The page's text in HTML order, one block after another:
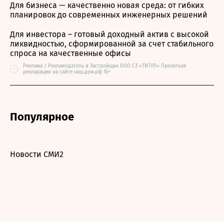
Для бизнеса — качественно новая среда: от гибких
планировок до современных инженерных решений
Для инвестора – готовый доходный актив с высокой
ликвидностью, сформированной за счет стабильного
спроса на качественные офисы
i
Реклама / Рекламодатель и Застройщик ООО СЗ «ТИТУЛ» Проектная
декларация на сайте наш.дом.рф 16+
Популярное
Новости СМИ2